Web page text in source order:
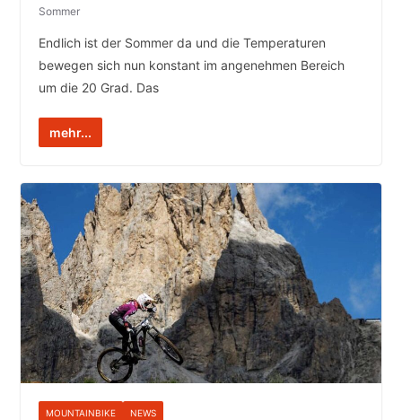
Sommer
Endlich ist der Sommer da und die Temperaturen
bewegen sich nun konstant im angenehmen Bereich
um die 20 Grad. Das
mehr...
MOUNTAINBIKE NEWS